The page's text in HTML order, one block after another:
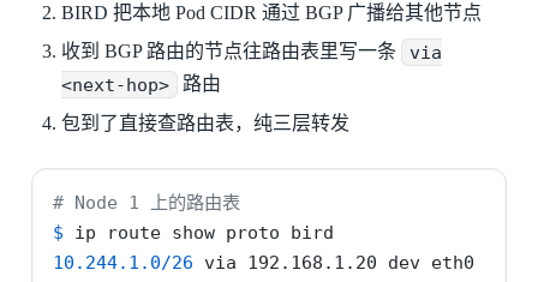
BIRD 把本地 Pod CIDR 通过 BGP 广播给其他节点
收到 BGP 路由的节点往路由表里写一条
via
<next-hop>
路由
包到了直接查路由表，纯三层转发
# Node 1 上的路由表
$ ip route show proto bird
10.244.1.0/26 via 192.168.1.20 dev eth0